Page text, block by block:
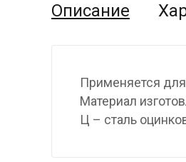
Описание
Применяется для
Материал
Ц – сталь